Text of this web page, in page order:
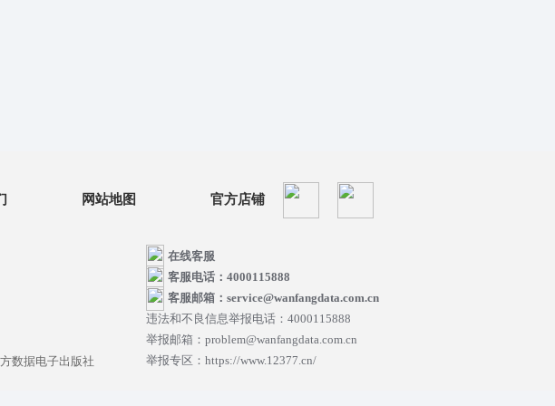
网站地图 官方店铺
数据电子出版社
在线客服
客服电话：4000115888
客服邮箱：service@wanfangdata.com.cn
违法和不良信息举报电话：4000115888
举报邮箱：problem@wanfangdata.com.cn
举报专区：https://www.12377.cn/